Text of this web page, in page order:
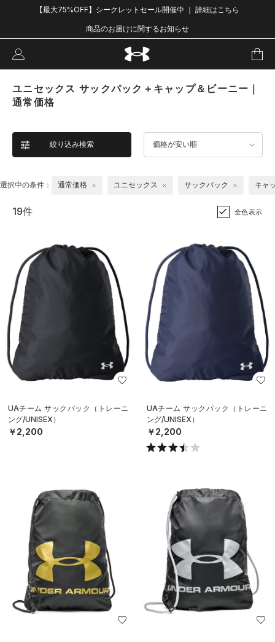
【最大75%OFF】シークレットセール開催中 ｜ 詳細はこちら
商品のお届けに関するお知らせ
ユニセックス サックパック＋キャップ＆ビーニー｜
通常価格
絞り込み検索 価格が安い順
選択中の条件： 通常価格 ユニセックス サックパック キャ
19件 全色表示
UAチーム サックパック（トレーニ
ング/UNISEX）
￥2,200
UAチーム サックパック（トレーニ
ング/UNISEX）
￥2,200